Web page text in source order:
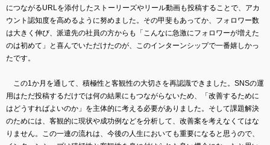
につながるURLを添付したストーリーズやリール動画も投稿することで、アカ
ウント認知度を高めるように努めました。その甲斐もあってか、フォロワー数
は大きく伸び、派遣先の社員の方からも「こんなに急激にフォロワーが増えた
のは初めて」と喜んでいただけたのが、このインターンシップで一番嬉しかっ
たです。
この1か月を通して、積極性と客観性の大切さを再認識できました。SNSの運
用はただ投稿するだけでは何の結果にもつながらないため、「改善するために
はどうすればよいのか」を主体的に考える必要がありました。そして課題解決
のためには、客観的に現状や成功例などを分析して、改善案を考えなくてはな
りません。この一連の流れは、今後の人生においても重要になると思うので、